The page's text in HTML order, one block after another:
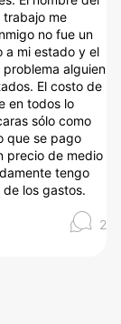
trabajo me
no fue un
a mi estado y el
alguien
El costo de
en todos lo
sólo como
que se pago
precio de medio
tengo
los gastos.
2